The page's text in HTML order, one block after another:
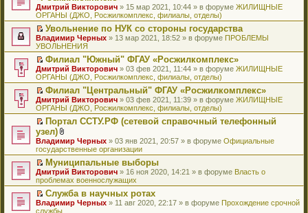
ю
б
щ
е
н
и
ю
м
у
с
о
о
б
щ
е
н
и
ю
т
а
н
н
о
м
у
с
о
о
б
щ
е
н
и
ю
п
р
о
ч
и
т
а
н
н
о
м
у
с
о
о
б
щ
е
н
и
ю
о
м
у
н
е
п
р
о
ч
и
т
а
н
н
о
м
у
с
о
о
б
щ
е
н
и
к
п
е
р
в
о
м
у
н
е
п
р
о
ч
и
т
а
н
н
о
м
у
с
о
о
р
е
й
т
и
к
п
е
р
в
о
м
у
н
е
п
р
о
ч
и
т
а
н
н
о
Дмитрий Викторович » 15 мар 2021, 10:44 » в форуме ЖИЛИЩНЫЕ
ОРГАНЫ (ДЖО, Росжилкомплекс, филиалы, отделы)
П
е
р
е
й
т
и
к
п
е
р
в
о
м
у
н
е
п
р
о
ч
и
Увольнение по НУК со стороны государства
Владимир Черных » 13 мар 2021, 18:52 » в форуме ПРОБЛЕМЫ
УВОЛЬНЕНИЯ
П
е
р
е
й
т
и
к
п
е
р
в
о
м
у
н
е
п
Филиал "Южный" ФГАУ «Росжилкомплекс»
Дмитрий Викторович » 03 фев 2021, 11:44 » в форуме ЖИЛИЩНЫЕ
ОРГАНЫ (ДЖО, Росжилкомплекс, филиалы, отделы)
П
е
р
й
т
и
к
п
е
р
в
о
м
Филиал "Центральный" ФГАУ «Росжилкомплекс»
Дмитрий Викторович » 03 фев 2021, 11:39 » в форуме ЖИЛИЩНЫЕ
ОРГАНЫ (ДЖО, Росжилкомплекс, филиалы, отделы)
П
е
р
е
й
т
и
к
п
е
р
Портал ССТУ.РФ (сетевой справочный телефонный
узел)
В
л
о
ж
е
н
и
я
Владимир Черных » 03 янв 2021, 20:57 » в форуме Официальные
государственные организации
П
е
р
е
й
т
Муниципальные выборы
Дмитрий Викторович » 16 ноя 2020, 14:21 » в форуме Власть о
проблемах военнослужащих
П
е
Служба в научных ротах
Владимир Черных » 11 авг 2020, 22:17 » в форуме Прохождение срочной
службы